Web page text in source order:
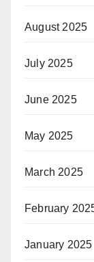
August 2025
July 2025
June 2025
May 2025
March 2025
February
January 2025